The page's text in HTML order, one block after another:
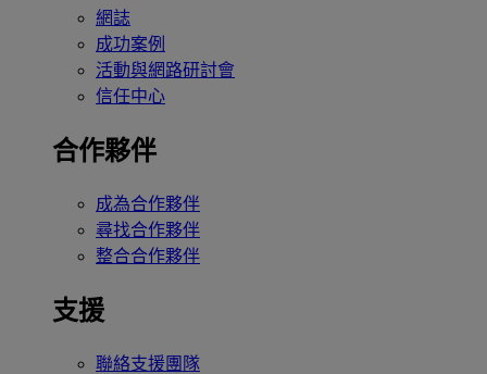
網誌
成功案例
活動與網路研討會
信任中心
合作夥伴
成為合作夥伴
尋找合作夥伴
整合合作夥伴
支援
聯絡支援團隊